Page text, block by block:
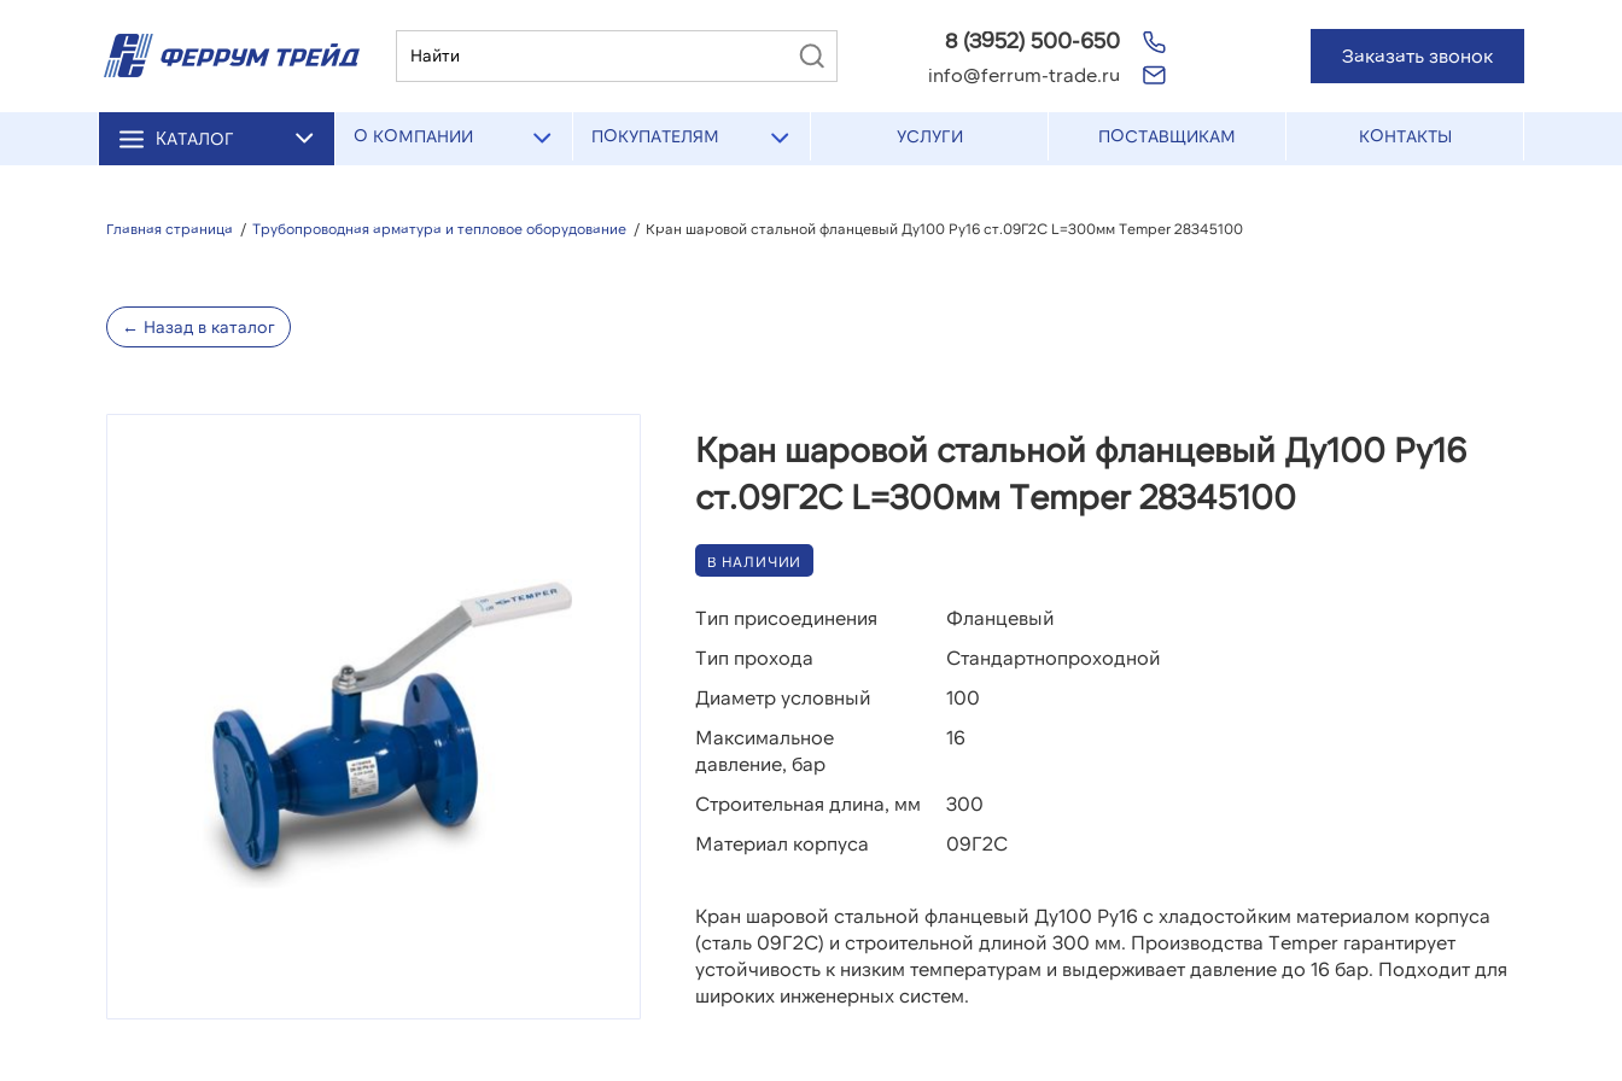
8 (3952) 500-650
info@ferrum-trade.ru
Заказать звонок
КАТАЛОГ О КОМПАНИИ ПОКУПАТЕЛЯМ УСЛУГИ ПОСТАВЩИКАМ КОНТАКТЫ
Главная страница / Трубопроводная арматура и тепловое оборудование / Кран шаровой стальной фланцевый Ду100 Ру16 ст.09Г2С L=300мм Temper 28345100
← Назад в каталог
Кран шаровой стальной фланцевый Ду100 Ру16
ст.09Г2С L=300мм Temper 28345100
В НАЛИЧИИ
Тип присоединения
Фланцевый
Тип прохода
Стандартнопроходной
Диаметр условный
100
Максимальное
давление, бар
16
Строительная длина, мм
300
Материал корпуса
09Г2С
Кран шаровой стальной фланцевый Ду100 Ру16 с хладостойким материалом корпуса
(сталь 09Г2С) и строительной длиной 300 мм. Производства Temper гарантирует
устойчивость к низким температурам и выдерживает давление до 16 бар. Подходит для
широких инженерных систем.